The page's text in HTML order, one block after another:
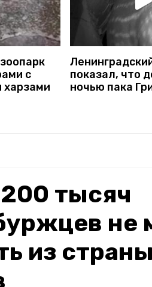
с
харзами
показал, что
ночью пака
тысяч
не
из